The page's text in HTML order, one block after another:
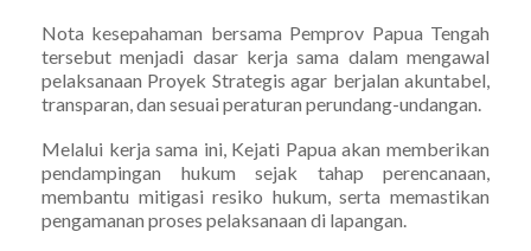
Nota kesepahaman bersama Pemprov Papua Tengah
tersebut menjadi dasar kerja sama dalam mengawal
pelaksanaan Proyek Strategis agar berjalan akuntabel,
transparan, dan sesuai peraturan perundang-undangan.
Melalui kerja sama ini, Kejati Papua akan memberikan
pendampingan hukum sejak tahap perencanaan,
membantu mitigasi resiko hukum, serta memastikan
pengamanan proses pelaksanaan di lapangan.